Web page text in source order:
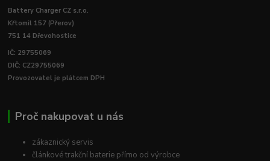
Battery Charger CZ s.r.o.
Křtomil 157 (Přerov)
751 14 Dřevohostice
IČ: 29755069
DIČ: CZ29755069
Provozovatel je plátcem DPH
Proč nakupovat u nás
zákaznický servis
článkové trakční baterie přímo od výrobce